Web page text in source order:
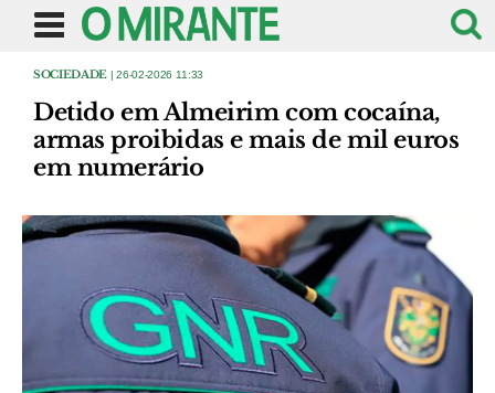
SOCIEDADE | 26-02-2026 11:33
Detido em Almeirim com cocaína,
armas proibidas e mais de mil euros
em numerário